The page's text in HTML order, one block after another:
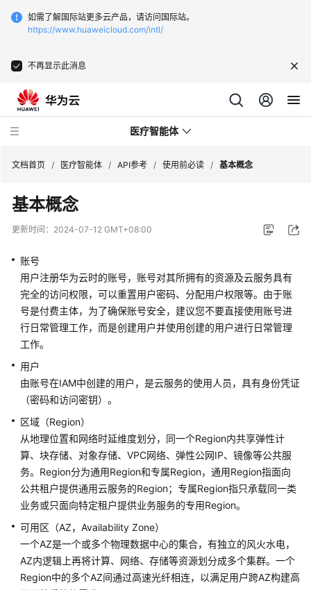
如需了解国际站更多云产品，请访问国际站。
https://www.huaweicloud.com/intl/
不再显示此消息
医疗智能体
最
新
态
服
务
公
告
产
品
介
快
速
入
门
户
指
南
文档首页 / 医疗智能体 / API参考 / 使用前必读 / 基本概念
基本概念
更新时间： 2024-07-12 GMT+08:00
账号
用户注册华为云时的账号，账号对其所拥有的资源及云服务具有
完全的访问权限，可以重置用户密码、分配用户权限等。由于账
号是付费主体，为了确保账号安全，建议您不要直接使用账号进
行日常管理工作，而是创建用户并使用创建的用户进行日常管理
工作。
用户
由账号在IAM中创建的用户，是云服务的使用人员，具有身份凭证
（密码和访问密钥）。
区域（Region）
从地理位置和网络时延维度划分，同一个Region内共享弹性计
算、块存储、对象存储、VPC网络、弹性公网IP、镜像等公共服
务。Region分为通用Region和专属Region，通用Region指面向
公共租户提供通用云服务的Region；专属Region指只承载同一类
业务或只面向特定租户提供业务服务的专用Region。
可用区（AZ，Availability Zone）
一个AZ是一个或多个物理数据中心的集合，有独立的风火水电，
AZ内逻辑上再将计算、网络、存储等资源划分成多个集群。一个
Region中的多个AZ间通过高速光纤相连，以满足用户跨AZ构建高